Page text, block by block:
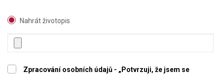
Nahrát životopis
Zpracování osobních údajů - „Potvrzuji, že jsem se